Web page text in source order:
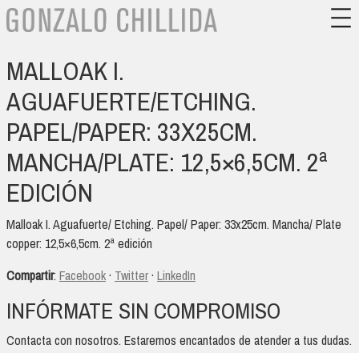
MALLOAK I.
AGUAFUERTE/ETCHING.
PAPEL/PAPER: 33X25CM.
MANCHA/PLATE: 12,5×6,5CM. 2ª
EDICIÓN
Malloak I. Aguafuerte/ Etching. Papel/ Paper: 33x25cm. Mancha/ Plate
copper: 12,5×6,5cm. 2ª edición
Compartir: Facebook· Twitter· LinkedIn
INFÓRMATE SIN COMPROMISO
Contacta con nosotros. Estaremos encantados de atender a tus dudas.